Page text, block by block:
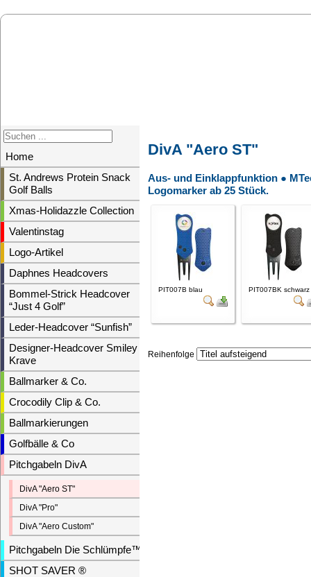
Home
St. Andrews Protein Snack
Golf Balls
Xmas-Holidazzle Collection
Valentinstag
Logo-Artikel
Daphnes Headcovers
Bommel-Strick Headcover
“Just 4 Golf”
Leder-Headcover “Sunfish”
Designer-Headcover Smiley &
Krave
Ballmarker & Co.
Crocodily Clip & Co.
Ballmarkierungen
Golfbälle & Co
Pitchgabeln DivA
DivA "Aero ST"
DivA "Pro"
DivA "Aero Custom"
Pitchgabeln Die Schlümpfe™
SHOT SAVER ®
DivA "Aero ST"
Aus- und Einklappfunktion ●
Logomarker ab 25 Stück.
PIT007B blau PIT007BK schwarz
Reihenfolge